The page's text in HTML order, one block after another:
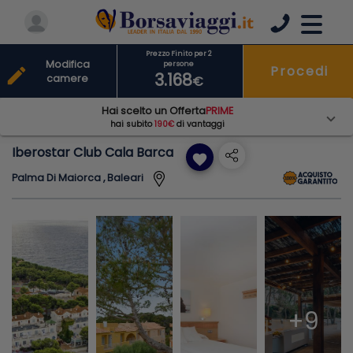
Iberostar Club Cala Barca favorite
Palma Di Maiorca , Baleari
+9
Prezzo Finito per 2
persone
3.168€
Procedi
edit
Modifica
camere
Hai scelto un OffertaPRIME
hai subito190€di vantaggi